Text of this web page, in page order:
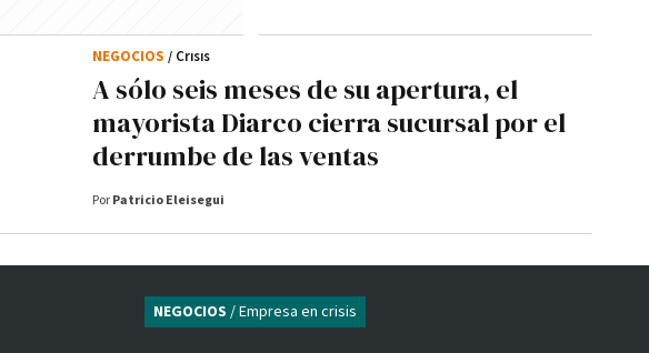
A sólo seis meses de su apertura, el
mayorista Diarco cierra sucursal por el
derrumbe de las ventas
NEGOCIOS / Crisis
Por Patricio Eleisegui
NEGOCIOS / Empresa en crisis